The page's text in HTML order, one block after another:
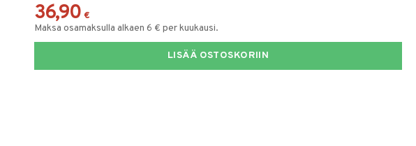
36,90 €
Maksa osamaksulla alkaen 6 € per kuukausi.
LISÄÄ OSTOSKORIIN